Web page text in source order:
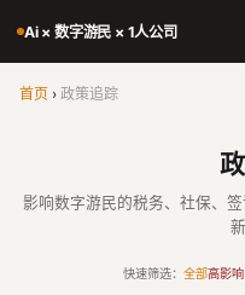
Ai × 数字游民 × 1人公司
首页 › 政策追踪
影响数字游民的税务、社保、
快速筛选： 全部高影响